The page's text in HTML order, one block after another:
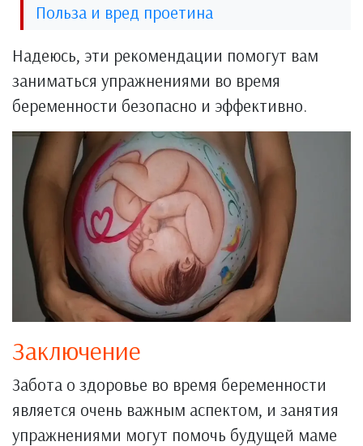
Польза и вред проетина
Надеюсь, эти рекомендации помогут вам
заниматься упражнениями во время
беременности безопасно и эффективно.
Заключение
Забота о здоровье во время беременности
является очень важным аспектом, и занятия
упражнениями могут помочь будущей маме